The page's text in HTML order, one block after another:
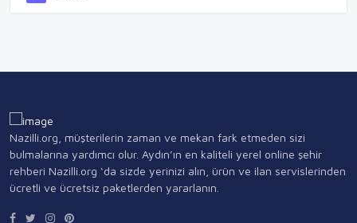
Nazilli.org, müşterilerin zaman ve mekan fark etmeden sizi
bulmalarına yardımcı olur. Aydın’ın en kaliteli yerel online şehir
rehberi Nazilli.org ‘da sizde yerinizi alın, ürün ve ilan servislerinden
ücretli ve ücretsiz paketlerden yararlanın.